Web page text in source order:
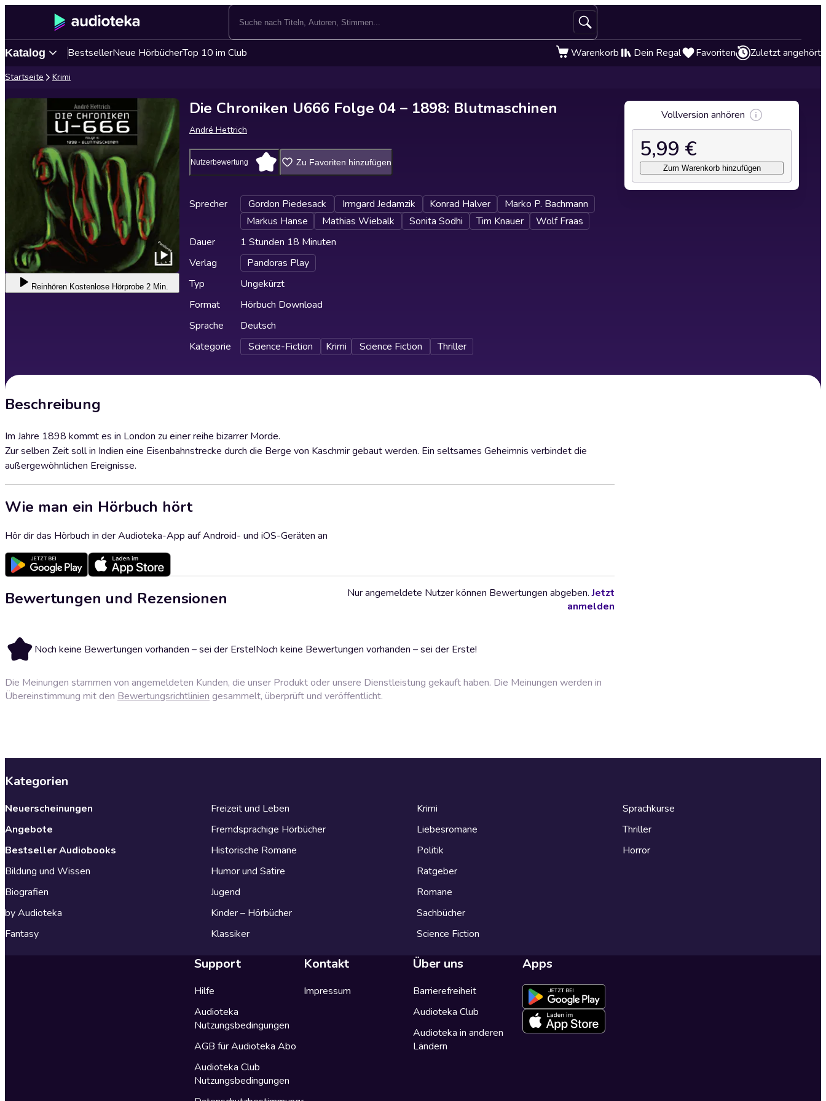
Katalog BestsellerNeue HörbücherTop 10 im Club Warenkorb Dein Regal Favoriten Zuletzt angehört
Startseite Krimi
Reinhören Kostenlose Hörprobe 2 Min.
Die Chroniken U666 Folge 04 – 1898: Blutmaschinen
André Hettrich
Nutzerbewertung Zu Favoriten hinzufügen
Sprecher Gordon Piedesack Irmgard Jedamzik Konrad Halver
Marko P. Bachmann
Markus Hanse
Mathias Wiebalk Sonita Sodhi Tim Knauer
Wolf Fraas
Dauer
1 Stunden 18 Minuten
Verlag
Pandoras Play
Typ
Ungekürzt
Format
Hörbuch Download
Sprache
Deutsch
Kategorie
Science-Fiction Krimi Science Fiction Thriller
Beschreibung
Im Jahre 1898 kommt es in London zu einer reihe bizarrer Morde.
Zur selben Zeit soll in Indien eine Eisenbahnstrecke durch die Berge von Kaschmir gebaut werden. Ein seltsames Geheimnis verbindet die
außergewöhnlichen Ereignisse.
Wie man ein Hörbuch hört
Hör dir das Hörbuch in der Audioteka-App auf Android- und iOS-Geräten an
Bewertungen und Rezensionen
Noch keine Bewertungen vorhanden – sei der Erste!Noch keine Bewertungen vorhanden – sei der Erste!
Nur angemeldete Nutzer können Bewertungen abgeben.Jetzt
anmelden
Die Meinungen stammen von angemeldeten Kunden, die unser Produkt oder unsere Dienstleistung gekauft haben. Die Meinungen werden in
Übereinstimmung mit den Bewertungsrichtlinien gesammelt, überprüft und veröffentlicht.
Vollversion anhören
5,99 €
Zum Warenkorb hinzufügen
Kategorien
Neuerscheinungen
Angebote
Bestseller Audiobooks
Bildung und Wissen
Biografien
by Audioteka
Fantasy
Freizeit und Leben
Fremdsprachige Hörbücher
Historische Romane
Humor und Satire
Jugend
Kinder – Hörbücher
Klassiker
Krimi
Liebesromane
Politik
Ratgeber
Romane
Sachbücher
Science Fiction
Sprachkurse
Thriller
Horror
Support
Hilfe
Audioteka
Nutzungsbedingungen
AGB für Audioteka Abo
Audioteka Club
Nutzungsbedingungen
Kontakt
Impressum
Über uns
Barrierefreiheit
Audioteka Club
Audioteka in anderen
Ländern
Apps